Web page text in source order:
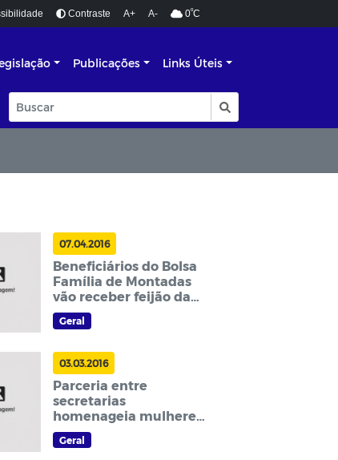
Contraste A+ A- 0ºC
Publicações Links Úteis
07.04.2016
Beneficiários do Bolsa
Família de Montadas
vão receber feijão da
Conab
Geral
03.03.2016
Parceria entre
secretarias
homenageia mulheres
montadenes
Geral